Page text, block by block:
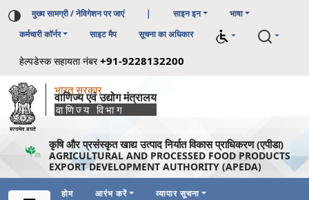
मुख्य सामग्री / नेविगेशन पर जाएं | साइन इन
भाषा
कर्मचारी कॉर्नर
साइट मैप सूचना का अधिकार
हेल्पडेस्क सहायता नंबर+91-9228132200
भारत सरकार
वाणिज्य एवं उद्योग मंत्रालय
वाणिज्य विभाग
कृषि और प्रसंस्कृत खाद्य उत्पाद निर्यात विकास प्राधिकरण (एपीडा)
AGRICULTURAL AND PROCESSED FOOD PRODUCTS
EXPORT DEVELOPMENT AUTHORITY (APEDA)
होम आरंभ करें
व्यापार सूचना